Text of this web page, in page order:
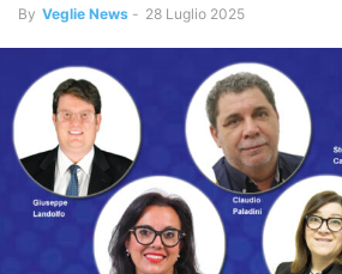
By Veglie News - 28 Luglio 2025